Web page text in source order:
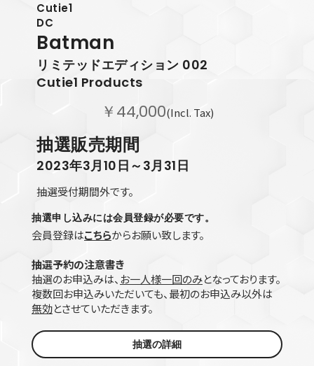
Cutie1
DC
Batman
リミテッドエディション 002
Cutie1 Products
￥44,000(Incl. Tax)
抽選販売期間
2023年3月10日～3月31日
抽選受付期間外です。
抽選申し込みには会員登録が必要です。
会員登録はこちらからお願い致します。
抽選予約の注意書き
抽選のお申込みは、 お一人様一回のみとなっております。
複数回お申込みいただいても、最初のお申込み以外は
無効とさせていただきます。
抽選の詳細